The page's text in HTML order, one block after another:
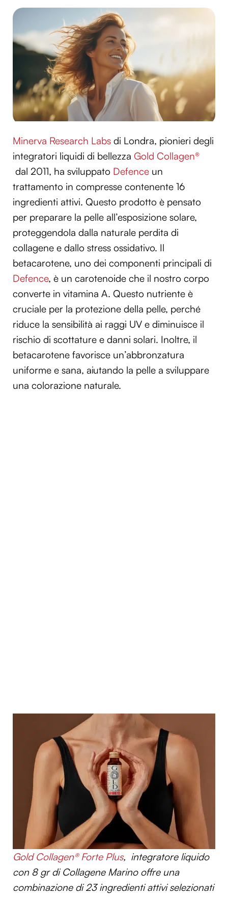
Minerva Research Labs di Londra, pionieri degli
integratori liquidi di bellezza Gold Collagen®
dal 2011, ha sviluppato Defence un
trattamento in compresse contenente 16
ingredienti attivi. Questo prodotto è pensato
per preparare la pelle all’esposizione solare,
proteggendola dalla naturale perdita di
collagene e dallo stress ossidativo. Il
betacarotene, uno dei componenti principali di
Defence, è un carotenoide che il nostro corpo
converte in vitamina A. Questo nutriente è
cruciale per la protezione della pelle, perché
riduce la sensibilità ai raggi UV e diminuisce il
rischio di scottature e danni solari. Inoltre, il
betacarotene favorisce un’abbronzatura
uniforme e sana, aiutando la pelle a sviluppare
una colorazione naturale.
Gold Collagen® Forte Plus, integratore liquido
con 8 gr di Collagene Marino offre una
combinazione di 23 ingredienti attivi selezionati